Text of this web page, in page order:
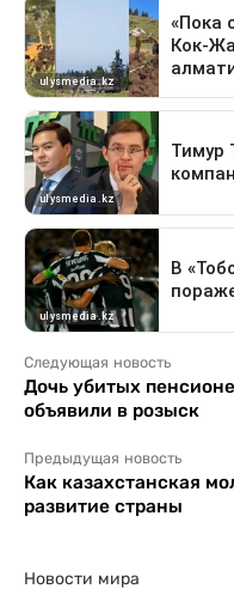
Следующая новость
Дочь убитых
объявили в розыск
Предыдущая новость
Как казахстанская
развитие страны
Новости мира